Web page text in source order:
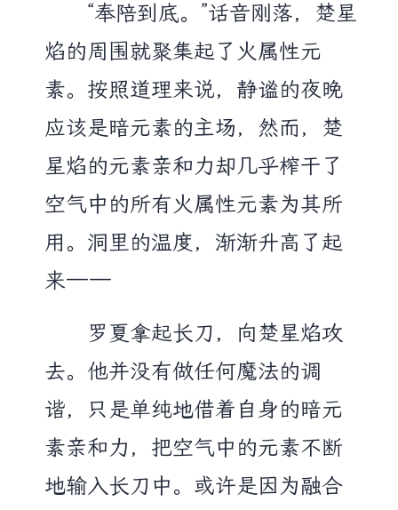
“奉陪到底。”话音刚落，楚星
焰的周围就聚集起了火属性元
素。按照道理来说，静谧的夜晚
应该是暗元素的主场，然而，楚
星焰的元素亲和力却几乎榨干了
空气中的所有火属性元素为其所
用。洞里的温度，渐渐升高了起
来——
罗夏拿起长刀，向楚星焰攻
去。他并没有做任何魔法的调
谐，只是单纯地借着自身的暗元
素亲和力，把空气中的元素不断
地输入长刀中。或许是因为融合